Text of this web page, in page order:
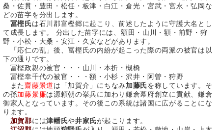
桑・佐貫・豊田・松任・板津・白江・倉光・宮武・宮永・弘岡な
どの苗字を分出します。
冨樫氏は石川郡富樫郷に起こり、前述したように守護大名とし
て成長します。 分出した苗字には、額田・山川・額・前野・狩
野・小松・大桑・安江・久安などがあります。
「応仁の乱」後、冨樫氏の内紛が起こった際の両派の被官は以
下の通りです。
冨樫政親の被官・・・山川・本折・槻橋
冨樫幸千代の被官・・・額・小杉・沢井・阿曽・狩野
また齋藤景道は「加賀介」にちなみ加藤氏を称しています。そ
の孫加藤景廉は源頼朝の挙兵に加わり鎌倉幕府創立に貢献、鎌倉
御家人となっています。その後この系統は諸国に広がることにな
ります。
加賀郡には津幡氏や井家氏が起こります。